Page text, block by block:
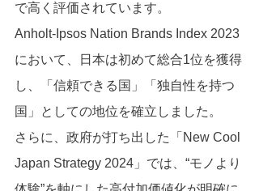
で高く評価されています。
Anholt-Ipsos Nation Brands Index 2023
において、日本は初めて総合1位を獲得
し、「信頼できる国」「独自性を持つ
国」としての地位を確立しました。
さらに、政府が打ち出した「New Cool
Japan Strategy 2024」では、“モノより